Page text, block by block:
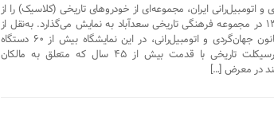
و اتومبیل‌رانی ایران، مجموعه‌ای از خودروهای تاریخی (کلاسیک) را از
۲ فروردین ۱۳۹۷ در مجموعه فرهنگی تاریخی سعدآباد به نمایش می‌گذارد. به‌نقل از
روابط‌عمومی کانون جهان‌گردی و اتومبیل‌رانی، در این نمایشگاه بیش از ۶۰ دستگاه
خودرو و موتورسیکلت تاریخی با قدمت بیش از ۴۵ سال که متعلق به مالکان
در معرض […]